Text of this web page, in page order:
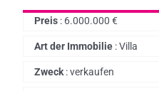
Preis : 6.000.000 €
Art der Immobilie :Villa
Zweck :verkaufen